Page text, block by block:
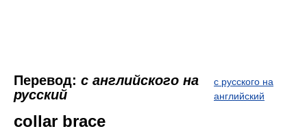
Перевод: с английского на
русский
с русского на
английский
collar brace